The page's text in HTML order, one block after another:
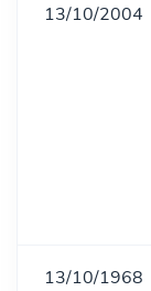
13/10/2004
13/10/1968